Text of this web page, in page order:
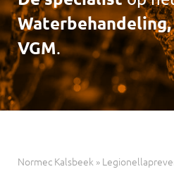
VGM.
Normec Kalsbeek »